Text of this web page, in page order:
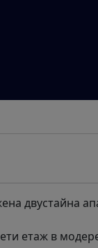
двустайна
етаж в